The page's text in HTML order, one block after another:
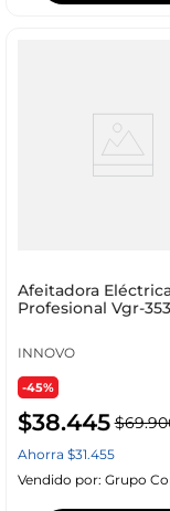
Afeitadora
Profesional Vgr-353
Usb Negro Negro
INNOVO
-45%
$38.445 $69.
Ahorra $31.455
Vendido por: Grupo